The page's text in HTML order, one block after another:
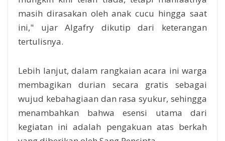
masih dirasakan oleh anak cucu hingga saat
ini," ujar Algafry dikutip dari keterangan
tertulisnya.
Lebih lanjut, dalam rangkaian acara ini warga
membagikan durian secara gratis sebagai
wujud kebahagiaan dan rasa syukur, sehingga
menambahkan bahwa esensi utama dari
kegiatan ini adalah pengakuan atas berkah